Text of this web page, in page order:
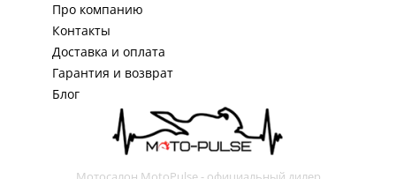
Про компанию
Контакты
Доставка и оплата
Гарантия и возврат
Блог